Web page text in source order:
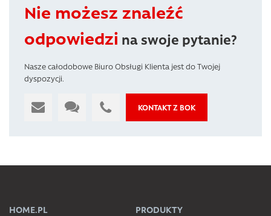
Nie możesz znaleźć
odpowiedzi na swoje pytanie?
Nasze całodobowe Biuro Obsługi Klienta jest do Twojej
dyspozycji.
KONTAKT Z BOK
HOME.PL PRODUKTY